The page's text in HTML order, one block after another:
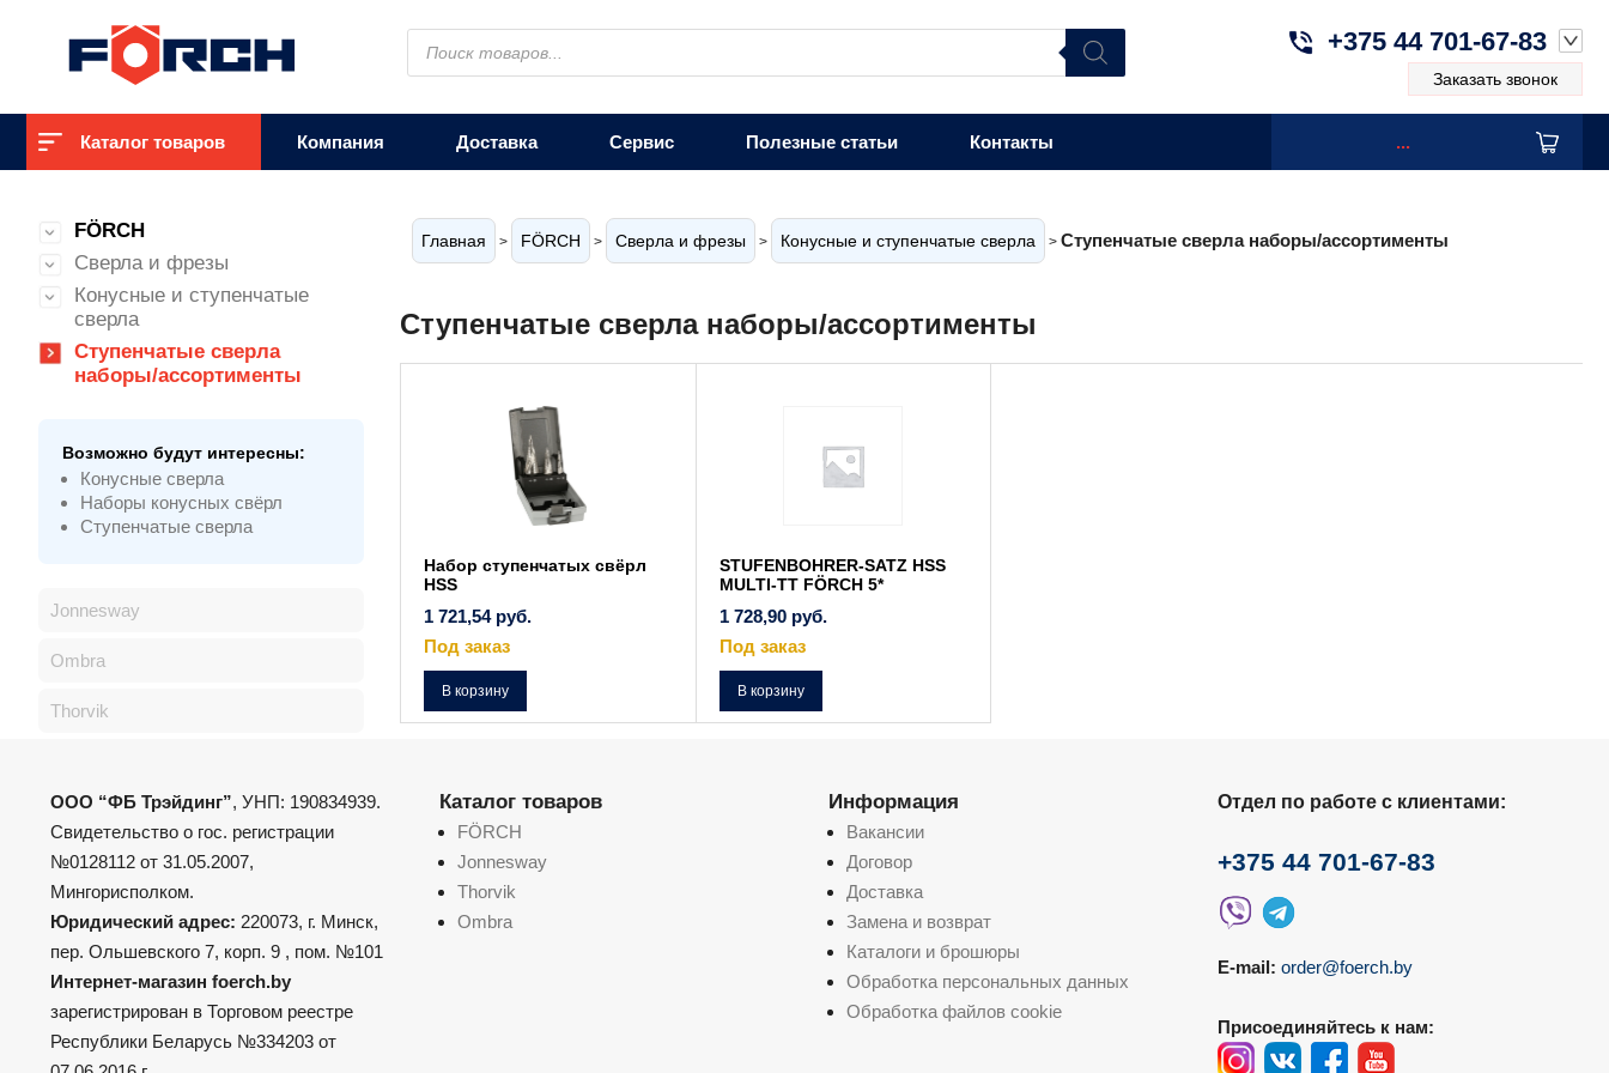
Поиск
товаров
+375 44 701-67-83
Заказать звонок
Каталог товаров Компания Доставка Сервис Полезные статьи Контакты ...
Главная > FÖRCH > Сверла и фрезы > Конусные и ступенчатые сверла > Ступенчатые сверла наборы/ассортименты
Ступенчатые сверла наборы/ассортименты
Набор ступенчатых свёрл
HSS
1 721,54 руб.
Под заказ
В корзину
STUFENBOHRER-SATZ HSS
MULTI-TT FÖRCH 5*
1 728,90 руб.
Под заказ
В корзину
FÖRCH
Сверла и фрезы
Конусные и ступенчатые
сверла
Ступенчатые сверла
наборы/ассортименты
Возможно будут интересны:
Конусные сверла
Наборы конусных свёрл
Ступенчатые сверла
Jonnesway
Ombra
Thorvik
ООО “ФБ Трэйдинг”, УНП: 190834939.
Свидетельство о гос. регистрации
№0128112 от 31.05.2007,
Мингорисполком.
Юридический адрес: 220073, г. Минск,
пер. Ольшевского 7, корп. 9 , пом. №101
Интернет-магазин foerch.by
зарегистрирован в Торговом реестре
Республики Беларусь №334203 от
Каталог товаров
FÖRCH
Jonnesway
Thorvik
Ombra
Информация
Вакансии
Договор
Доставка
Замена и возврат
Каталоги и брошюры
Обработка персональных данных
Обработка файлов cookie
Отдел по работе с клиентами:
+375 44 701-67-83
E-mail: order@foerch.by
Присоединяйтесь к нам: